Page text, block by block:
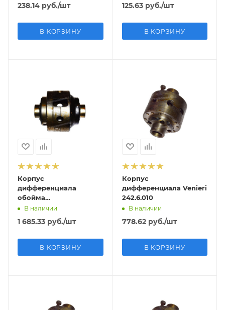
238.14 руб./шт
В КОРЗИНУ
125.63руб./шт
В КОРЗИНУ
Корпус
дифференциала
обойма
дифференциала) Terex
В наличии
1 685.33 руб./шт
В КОРЗИНУ
Корпус
дифференциала Venieri
242.6.010
В наличии
778.62руб./шт
В КОРЗИНУ